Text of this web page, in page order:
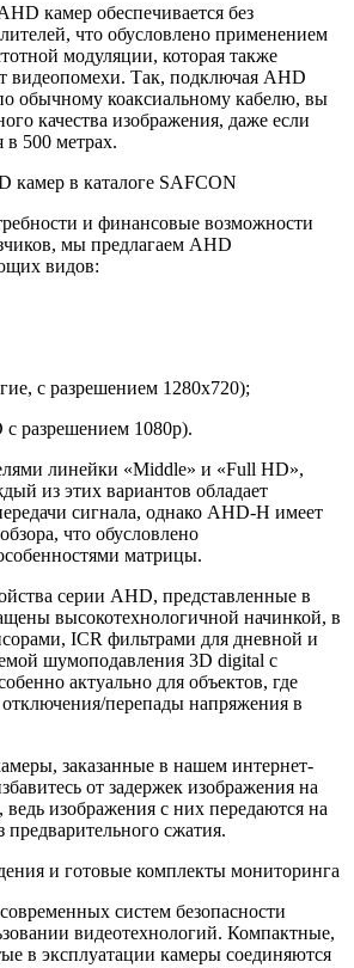
камер обеспечивается без
что обусловлено применением
модуляции, которая также
видеопомехи. Так, подключая AHD
обычному коаксиальному кабелю, вы
качества изображения, даже если
в 500 метрах.
в каталоге SAFCON
и финансовые возможности
мы предлагаем AHD
видов:
с разрешением 1280х720);
1080р).
линейки «Middle» и «Full HD»,
из этих вариантов обладает
сигнала, однако AHD-H имеет
что обусловлено
матрицы.
серии AHD, представленные в
высокотехнологичной начинкой, в
ICR фильтрами для дневной и
шумоподавления 3D digital с
актуально для объектов, где
перепады напряжения в
заказанные в нашем интернет-
от задержек изображения на
изображения с них передаются на
предварительного сжатия.
и готовые комплекты мониторинга
систем безопасности
видеотехнологий. Компактные,
в эксплуатации камеры соединяются